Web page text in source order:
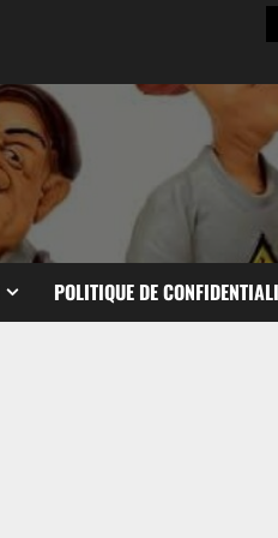
POLITIQUE DE